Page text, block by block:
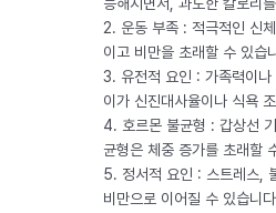
2. 운동 부족 : 적극적인 신
이고 비만을 초래할 수 있습
3. 유전적 요인 : 가족력이
이가 신진대사율이나 식욕
4. 호르몬 불균형 : 갑상선
균형은 체중 증가를 초래할
5. 정서적 요인 : 스트레스,
비만으로 이어질 수 있습니